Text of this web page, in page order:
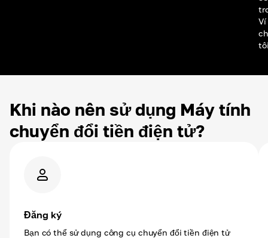
Ví
Khi nào nên sử dụng Máy tính
chuyển đổi tiền điện tử?
Đăng ký
Bạn có thể sử dụng công cụ chuyển đổi tiền điện tử